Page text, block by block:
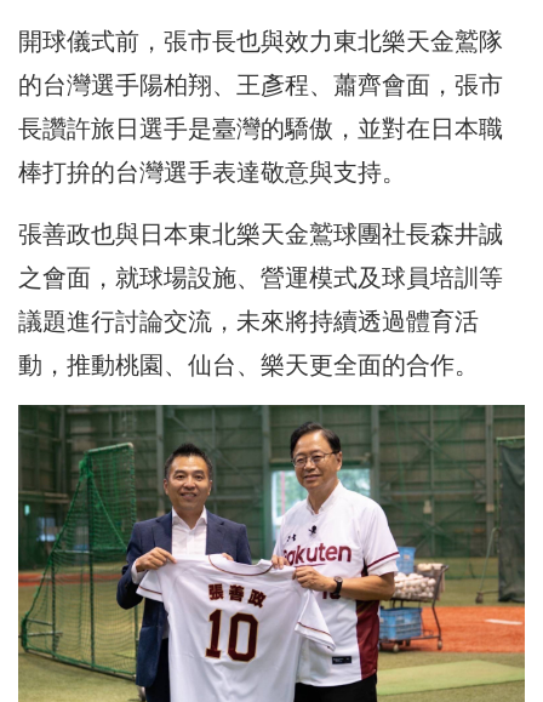
開球儀式前，張市長也與效力東北樂天金鷲隊
的台灣選手陽柏翔、王彥程、蕭齊會面，張市
長讚許旅日選手是臺灣的驕傲，並對在日本職
棒打拚的台灣選手表達敬意與支持。
張善政也與日本東北樂天金鷲球團社長森井誠
之會面，就球場設施、營運模式及球員培訓等
議題進行討論交流，未來將持續透過體育活
動，推動桃園、仙台、樂天更全面的合作。